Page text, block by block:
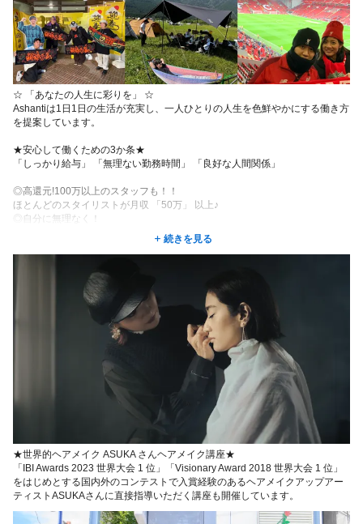
☆ 「あなたの人生に彩りを」 ☆
Ashantiは1日1日の生活が充実し、一人ひとりの人生を色鮮やかにする働き方
を提案しています。
★安心して働くための3か条★
「しっかり給与」 「無理ない勤務時間」 「良好な人間関係」
◎高還元!100万以上のスタッフも！！
ほとんどのスタイリストが月収 「50万」 以上♪
◎自分に無理なく！
自由出勤制で時短勤務 週1日~勤務もOK!
夢や希望、やりがいに溢れている職場です！
続きを見る
★世界的ヘアメイク ASUKA さんヘアメイク講座★
「IBI Awards 2023 世界大会 1 位」「Visionary Award 2018 世界大会 1 位」
をはじめとする国内外のコンテストで入賞経験のあるヘアメイクアップアー
ティストASUKAさんに直接指導いただく講座も開催しています。